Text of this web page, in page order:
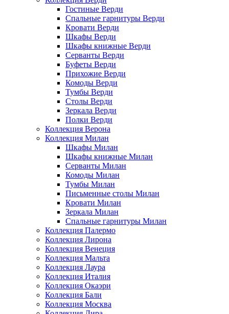
Гостиные Верди
Спальные гарнитуры Верди
Кровати Верди
Шкафы Верди
Шкафы книжные Верди
Серванты Верди
Буфеты Верди
Прихожие Верди
Комоды Верди
Тумбы Верди
Столы Верди
Зеркала Верди
Полки Верди
Коллекция Верона
Коллекция Милан
Шкафы Милан
Шкафы книжные Милан
Серванты Милан
Комоды Милан
Тумбы Милан
Письменные столы Милан
Кровати Милан
Зеркала Милан
Спальные гарнитуры Милан
Коллекция Палермо
Коллекция Лирона
Коллекция Венеция
Коллекция Мальта
Коллекция Лаура
Коллекция Италия
Коллекция Окаэри
Коллекция Бали
Коллекция Москва